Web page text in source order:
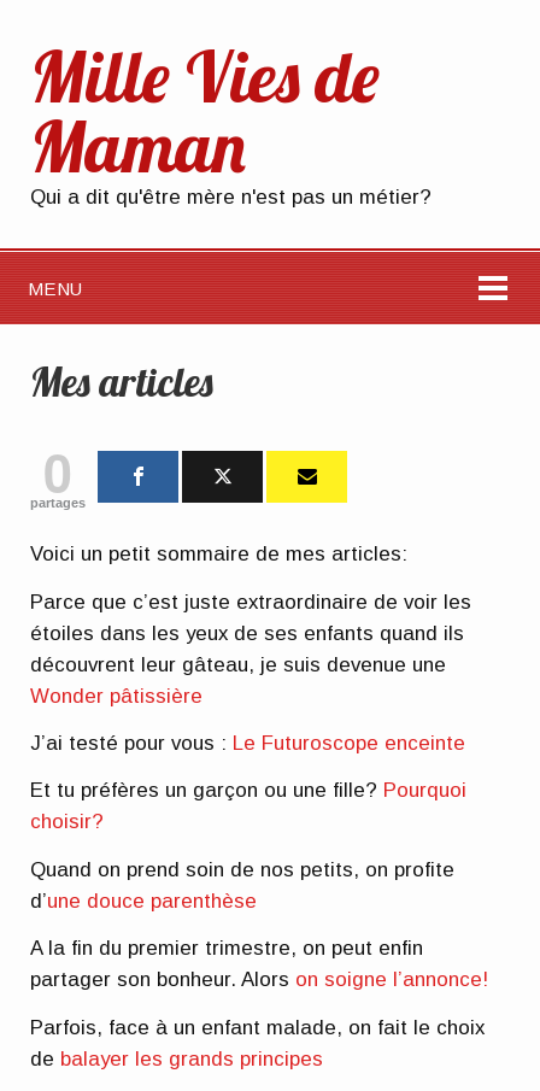
Mille Vies de
Maman
Qui a dit qu'être mère n'est pas un métier?
MENU
Mes articles
0
partages
Voici un petit sommaire de mes articles:
Parce que c’est juste extraordinaire de voir les
étoiles dans les yeux de ses enfants quand ils
découvrent leur gâteau, je suis devenue une
Wonder pâtissière
J’ai testé pour vous : Le Futuroscope enceinte
Et tu préfères un garçon ou une fille? Pourquoi
choisir?
Quand on prend soin de nos petits, on profite
d’une douce parenthèse
A la fin du premier trimestre, on peut enfin
partager son bonheur. Alors on soigne l’annonce!
Parfois, face à un enfant malade, on fait le choix
de balayer les grands principes